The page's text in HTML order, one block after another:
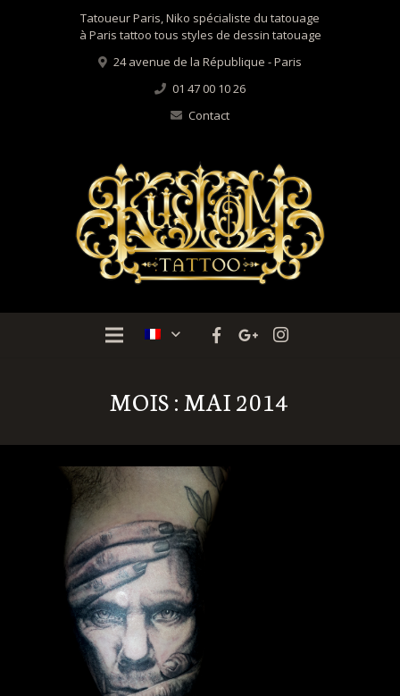
Tatoueur Paris, Niko spécialiste du tatouage
à Paris tattoo tous styles de dessin tatouage
24 avenue de la République - Paris
01 47 00 10 26
Contact
MOIS : MAI 2014